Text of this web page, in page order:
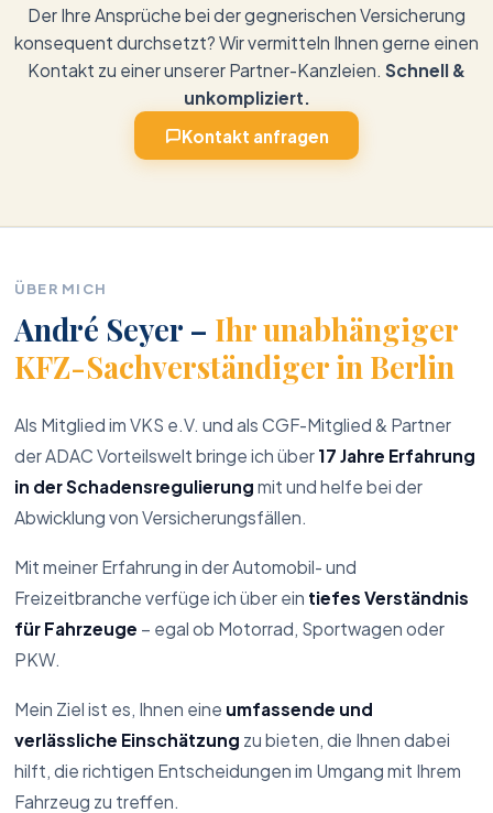
Der Ihre Ansprüche bei der gegnerischen Versicherung
konsequent durchsetzt? Wir vermitteln Ihnen gerne einen
Kontakt zu einer unserer Partner-Kanzleien. Schnell &
unkompliziert.
Kontakt anfragen
ÜBER MICH
André Seyer – Ihr unabhängiger
KFZ-Sachverständiger in Berlin
Als Mitglied im VKS e.V. und als CGF-Mitglied & Partner
der ADAC Vorteilswelt bringe ich über 17 Jahre Erfahrung
in der Schadensregulierung mit und helfe bei der
Abwicklung von Versicherungsfällen.
Mit meiner Erfahrung in der Automobil- und
Freizeitbranche verfüge ich über ein tiefes Verständnis
für Fahrzeuge – egal ob Motorrad, Sportwagen oder
PKW.
Mein Ziel ist es, Ihnen eine umfassende und
verlässliche Einschätzung zu bieten, die Ihnen dabei
hilft, die richtigen Entscheidungen im Umgang mit Ihrem
Fahrzeug zu treffen.